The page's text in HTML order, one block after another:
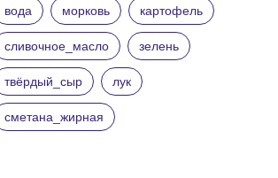
вода морковь картофель
сливочное_масло зелень
твёрдый_сыр лук
сметана_жирная